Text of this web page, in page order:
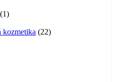
11
kozmetika 2222